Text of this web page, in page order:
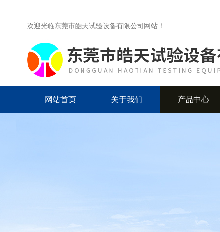
欢迎光临东莞市皓天试验设备有限公司网站！
网站首页 关于我们 产品中心